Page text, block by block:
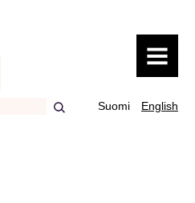
MENU
Suomi English